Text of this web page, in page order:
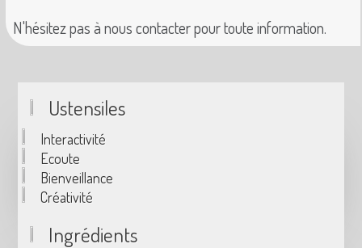
N'hésitez pas à nous contacter pour toute information.
Ustensiles
Interactivité
Ecoute
Bienveillance
Créativité
Ingrédients